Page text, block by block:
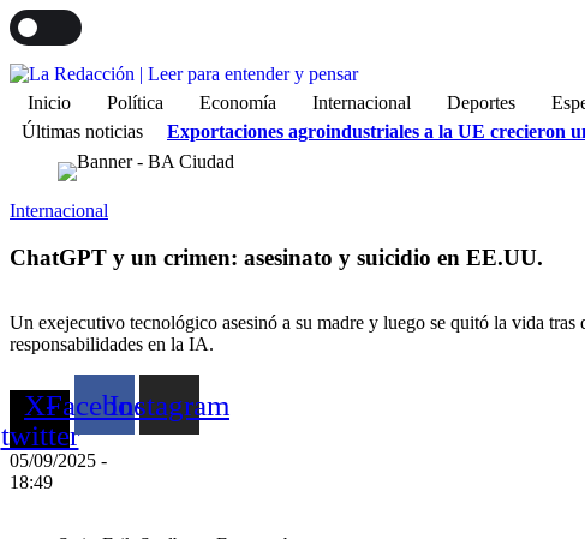
Inicio Política Economía Internacional Deportes
Últimas noticias
Exportaciones agroindustriales a la UE crecieron
Internacional
ChatGPT y un crimen: asesinato y suicidio en EE.UU.
Un exejecutivo tecnológico asesinó a su madre y luego se quitó la vida
responsabilidades en la IA.
X-
twitter
FacebookInstagram
05/09/2025 -
18:49